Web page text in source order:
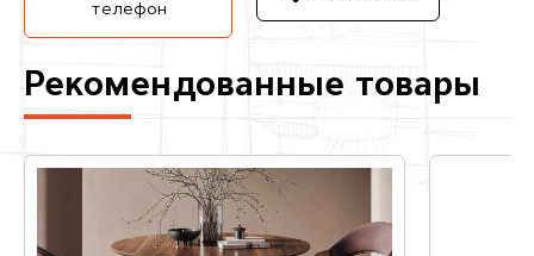
телефон
Рекомендованные товары